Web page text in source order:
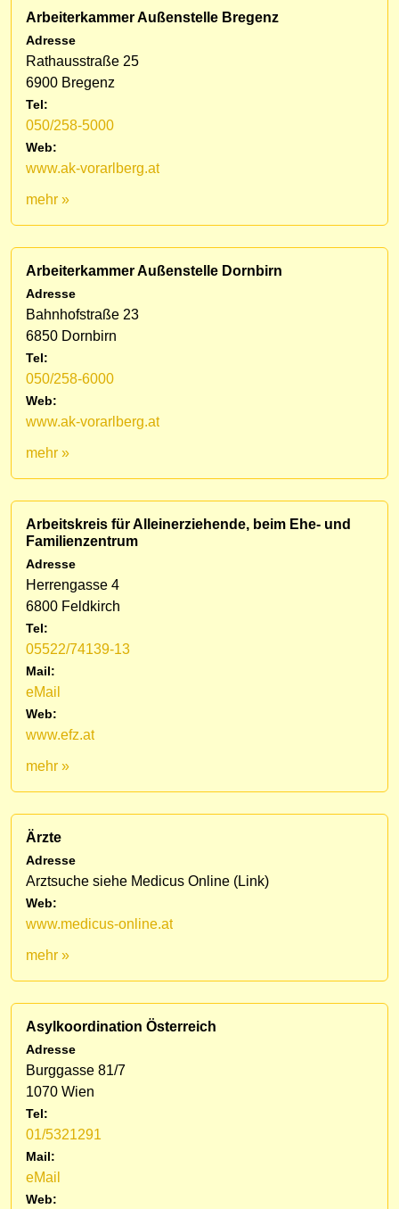
Arbeiterkammer Außenstelle Bregenz
Adresse
Rathausstraße 25
6900 Bregenz
Tel:
050/258-5000
Web:
www.ak-vorarlberg.at
mehr »
Arbeiterkammer Außenstelle Dornbirn
Adresse
Bahnhofstraße 23
6850 Dornbirn
Tel:
050/258-6000
Web:
www.ak-vorarlberg.at
mehr »
Arbeitskreis für Alleinerziehende, beim Ehe- und
Familienzentrum
Adresse
Herrengasse 4
6800 Feldkirch
Tel:
05522/74139-13
Mail:
eMail
Web:
www.efz.at
mehr »
Ärzte
Adresse
Arztsuche siehe Medicus Online (Link)
Web:
www.medicus-online.at
mehr »
Asylkoordination Österreich
Adresse
Burggasse 81/7
1070 Wien
Tel:
01/5321291
Mail:
eMail
Web: